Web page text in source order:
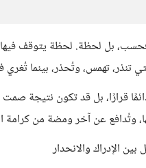
بل لحظة. لحظة يتوقف فيها
تنذر، تهمس، وتُحذر، بينما
قرارًا، بل قد تكون نتيجة
وتُدافع عن آخر ومضة من كرامة
الإدراك والانحدار